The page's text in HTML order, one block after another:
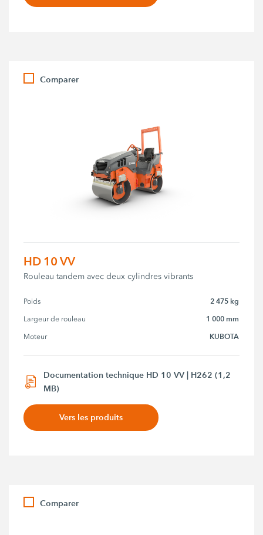
Comparer
HD 10 VV
Rouleau tandem avec deux cylindres vibrants
Poids 2 475 kg
Largeur de rouleau 1 000 mm
Moteur KUBOTA
Documentation technique HD 10 VV | H262 (1,2
MB)
Vers les produits
Comparer